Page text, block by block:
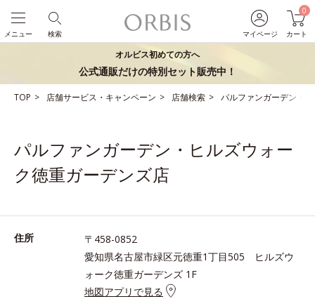
マイページ
0
カート
検索
メニュー
オルビス初めての方へ
公式通販だけの特別セット販売中！
TOP 店舗サービス・キャンペーン 店舗検索 パルファンガーデン・
パルファンガーデン・ヒルズウォー
ク徳重ガーデンズ店
住所
〒458-0852
愛知県名古屋市緑区元徳重1丁目505 ヒルズウ
ォーク徳重ガーデンズ 1F
地図アプリで見る